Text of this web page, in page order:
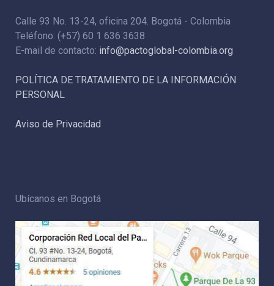
Calle 93 No. 13-24, oficina 204. Bogotá - Colombia
Teléfono: (+57) 60 1 636 3638
E-mail de contacto: info@pactoglobal-colombia.org
POLÍTICA DE TRATAMIENTO DE LA INFORMACIÓN
PERSONAL
Aviso de Privacidad
Ubícanos en Bogotá